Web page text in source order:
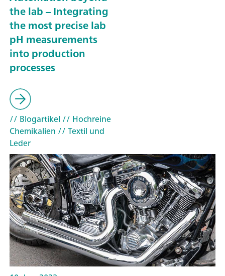
the lab – Integrating
the most precise lab
pH measurements
into production
processes
// Blogartikel // Hochreine
Chemikalien // Textil und
Leder